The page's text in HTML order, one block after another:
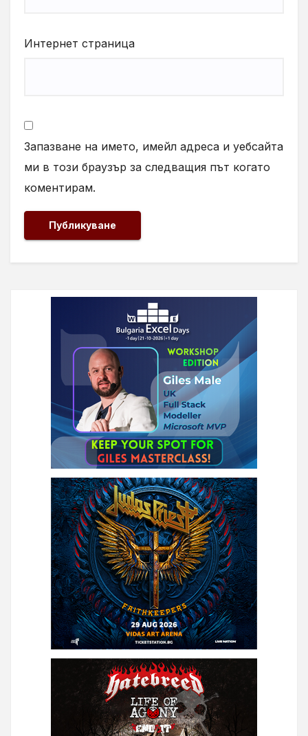
Интернет страница
Запазване на името, имейл адреса и уебсайта
ми в този браузър за следващия път когато
коментирам.